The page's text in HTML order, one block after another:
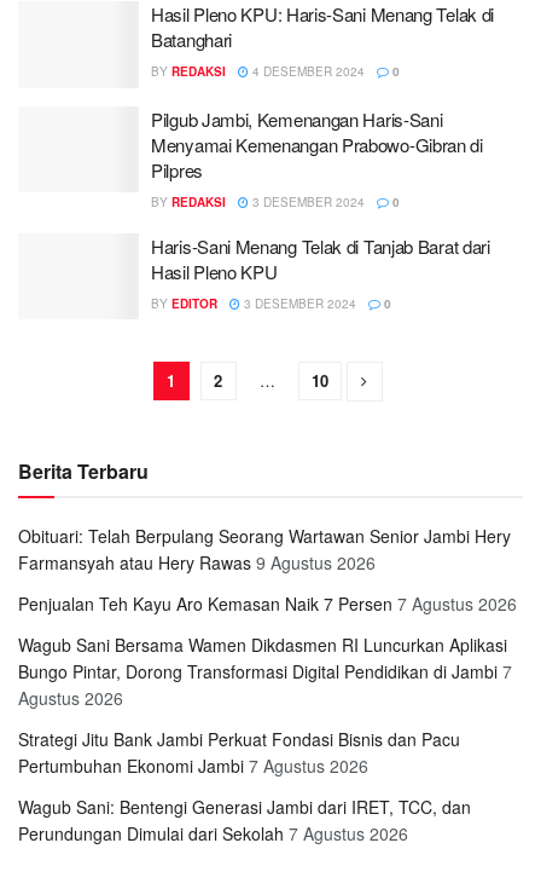
Hasil Pleno KPU: Haris-Sani Menang Telak di
Batanghari
BY REDAKSI 4 DESEMBER 2024 0
Pilgub Jambi, Kemenangan Haris-Sani
Menyamai Kemenangan Prabowo-Gibran di
Pilpres
BY REDAKSI 3 DESEMBER 2024 0
Haris-Sani Menang Telak di Tanjab Barat dari
Hasil Pleno KPU
BY EDITOR 3 DESEMBER 2024 0
1 2 … 10
Berita Terbaru
Obituari: Telah Berpulang Seorang Wartawan Senior Jambi Hery
Farmansyah atau Hery Rawas 9 Agustus 2026
Penjualan Teh Kayu Aro Kemasan Naik 7 Persen 7 Agustus 2026
Wagub Sani Bersama Wamen Dikdasmen RI Luncurkan Aplikasi
Bungo Pintar, Dorong Transformasi Digital Pendidikan di Jambi 7
Agustus 2026
Strategi Jitu Bank Jambi Perkuat Fondasi Bisnis dan Pacu
Pertumbuhan Ekonomi Jambi 7 Agustus 2026
Wagub Sani: Bentengi Generasi Jambi dari IRET, TCC, dan
Perundungan Dimulai dari Sekolah 7 Agustus 2026